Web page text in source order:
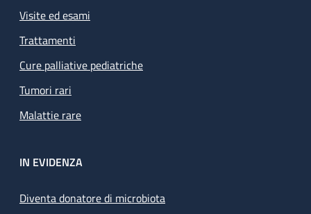
Visite ed esami
Trattamenti
Cure palliative pediatriche
Tumori rari
Malattie rare
IN EVIDENZA
Diventa donatore di microbiota